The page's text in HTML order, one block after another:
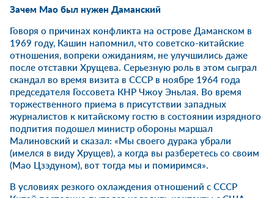
Зачем Мао был нужен Даманский
Говоря о причинах конфликта на острове Даманском в
1969 году, Кашин напомнил, что советско-китайские
отношения, вопреки ожиданиям, не улучшились даже
после отставки Хрущева. Серьезную роль в этом сыграл
скандал во время визита в СССР в ноябре 1964 года
председателя Госсовета КНР Чжоу Эньлая. Во время
торжественного приема в присутствии западных
журналистов к китайскому гостю в состоянии изрядного
подпития подошел министр обороны маршал
Малиновский и сказал: «Мы своего дурака убрали
(имелся в виду Хрущев), а когда вы разберетесь со своим
(Мао Цзэдуном), вот тогда мы и помиримся».
В условиях резкого охлаждения отношений с СССР